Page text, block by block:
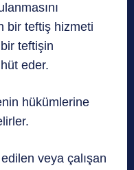
bir teftiş hizmeti
teftişin
eder.
hükümlerine
veya çalışan